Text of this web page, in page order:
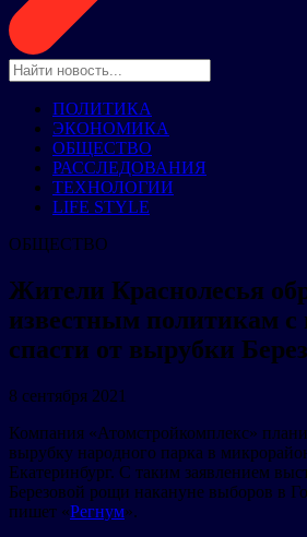
ПОЛИТИКА
ЭКОНОМИКА
ОБЩЕСТВО
РАССЛЕДОВАНИЯ
ТЕХНОЛОГИИ
LIFE STYLE
ОБЩЕСТВО
Жители Краснолесья
известным политикам с
спасти от вырубки
8 сентября 2021
Компания «Атомстройкомплекс»
вырубку народного парка в
Екатеринбург. С таким заявлением
Березовой рощи накануне выборов в
пишет «Регнум».